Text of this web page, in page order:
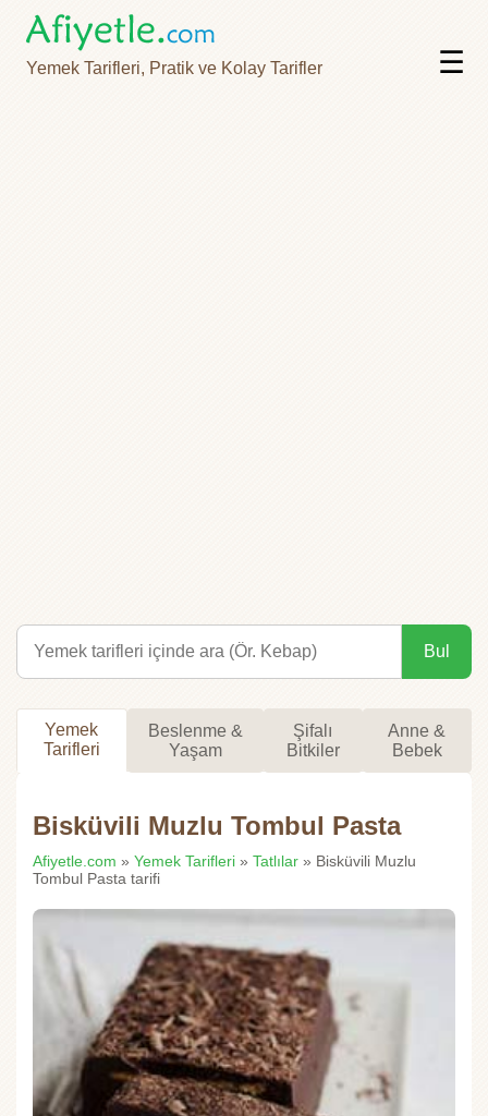
Yemek Tarifleri, Pratik ve Kolay Tarifler ☰
Bul
Yemek
Tarifleri
Beslenme &
Yaşam
Şifalı
Bitkiler
Anne &
Bebek
Bisküvili Muzlu Tombul Pasta
Afiyetle.com » Yemek Tarifleri » Tatlılar » Bisküvili Muzlu
Tombul Pasta tarifi